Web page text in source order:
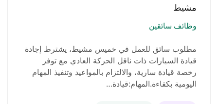
مشيط
وظائف سائقين
مطلوب سائق للعمل في خميس مشيط، يشترط إجادة
قيادة السيارات ذات ناقل الحركة العادي مع توفر
رخصة قيادة سارية، والالتزام بالمواعيد وتنفيذ المهام
اليومية بكفاءة.المهام:قيادة…